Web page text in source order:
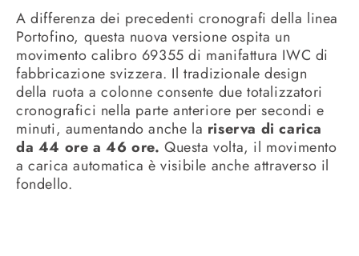
A differenza dei precedenti cronografi della linea
Portofino, questa nuova versione ospita un
movimento calibro 69355 di manifattura IWC di
fabbricazione svizzera. Il tradizionale design
della ruota a colonne consente due totalizzatori
cronografici nella parte anteriore per secondi e
minuti, aumentando anche la riserva di carica
da 44 ore a 46 ore. Questa volta, il movimento
a carica automatica è visibile anche attraverso il
fondello.